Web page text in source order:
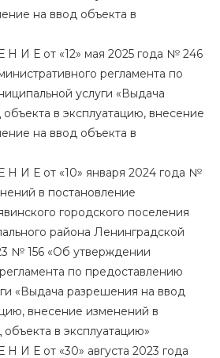
на ввод объекта в
И Е от «12» мая 2025 года № 246
регламента по
услуги «Выдача
в эксплуатацию, внесение
на ввод объекта в
И Е от «10» января 2024 года №
в постановление
городского поселения
района Ленинградской
№ 156 «Об утверждении
по предоставлению
«Выдача разрешения на ввод
внесение изменений в
в эксплуатацию»
И Е от «30» августа 2023 года